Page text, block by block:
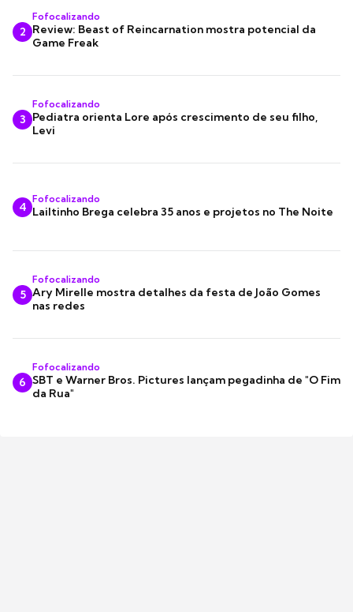
2
Fofocalizando
Review: Beast of Reincarnation mostra potencial da
Game Freak
3
Fofocalizando
Pediatra orienta Lore após crescimento de seu filho,
Levi
4
Fofocalizando
Lailtinho Brega celebra 35 anos e projetos no The Noite
5
Fofocalizando
Ary Mirelle mostra detalhes da festa de João Gomes
nas redes
6
Fofocalizando
SBT e Warner Bros. Pictures lançam pegadinha de "O Fim
da Rua"